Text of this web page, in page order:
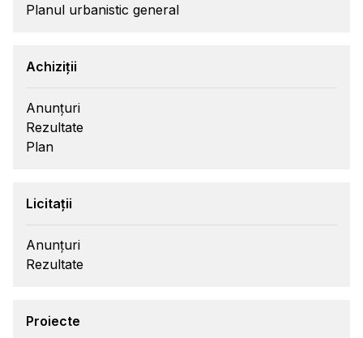
Planul urbanistic general
Achiziții
Anunțuri
Rezultate
Plan
Licitații
Anunțuri
Rezultate
Proiecte